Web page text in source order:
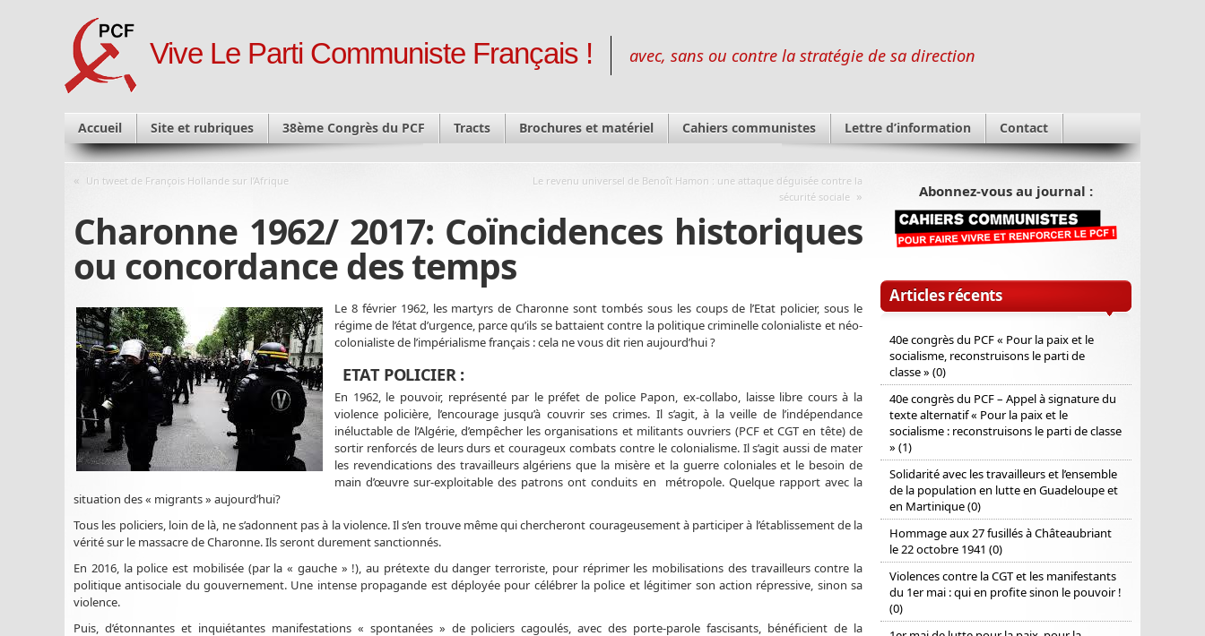
Vive Le Parti Communiste Français ! avec, sans ou contre la stratégie de sa direction
Accueil Site et rubriques 38ème Congrès du PCF Tracts Brochures et matériel Cahiers communistes Lettre d’information Contact
« Un tweet de François Hollande sur l’Afrique
Le revenu universel de Benoît Hamon : une attaque déguisée contre la
sécurité sociale »
Charonne 1962/ 2017: Coïncidences historiques
ou concordance des temps
Le 8 février 1962, les martyrs de Charonne sont tombés sous les coups de l’Etat policier, sous le
régime de l’état d’urgence, parce qu’ils se battaient contre la politique criminelle colonialiste et néo-
colonialiste de l’impérialisme français : cela ne vous dit rien aujourd’hui ?
ETAT POLICIER :
En 1962, le pouvoir, représenté par le préfet de police Papon, ex-collabo, laisse libre cours à la
violence policière, l’encourage jusqu’à couvrir ses crimes. Il s’agit, à la veille de l’indépendance
inéluctable de l’Algérie, d’empêcher les organisations et militants ouvriers (PCF et CGT en tête) de
sortir renforcés de leurs durs et courageux combats contre le colonialisme. Il s’agit aussi de mater
les revendications des travailleurs algériens que la misère et la guerre coloniales et le besoin de
main d’œuvre sur-exploitable des patrons ont conduits en métropole. Quelque rapport avec la
situation des « migrants » aujourd’hui?
Tous les policiers, loin de là, ne s’adonnent pas à la violence. Il s’en trouve même qui chercheront courageusement à participer à l’établissement de la
vérité sur le massacre de Charonne. Ils seront durement sanctionnés.
En 2016, la police est mobilisée (par la « gauche » !), au prétexte du danger terroriste, pour réprimer les mobilisations des travailleurs contre la
politique antisociale du gouvernement. Une intense propagande est déployée pour célébrer la police et légitimer son action répressive, sinon sa
violence.
Puis, d’étonnantes et inquiétantes manifestations « spontanées » de policiers cagoulés, avec des porte-parole fascisants, bénéficient de la
Abonnez-vous au journal :
Articles récents
40e congrès du PCF « Pour la paix et le
socialisme, reconstruisons le parti de
classe » (0)
40e congrès du PCF – Appel à signature du
texte alternatif « Pour la paix et le
socialisme : reconstruisons le parti de classe
» (1)
Solidarité avec les travailleurs et l’ensemble
de la population en lutte en Guadeloupe et
en Martinique (0)
Hommage aux 27 fusillés à Châteaubriant
le 22 octobre 1941 (0)
Violences contre la CGT et les manifestants
du 1er mai : qui en profite sinon le pouvoir !
(0)